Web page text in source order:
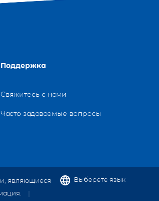
Поддержка
Свяжитесь с нами
Часто задаваемые вопросы
являющиеся
Выберете язык